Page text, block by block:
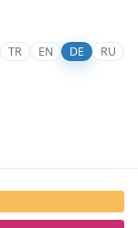
TR EN DE RU